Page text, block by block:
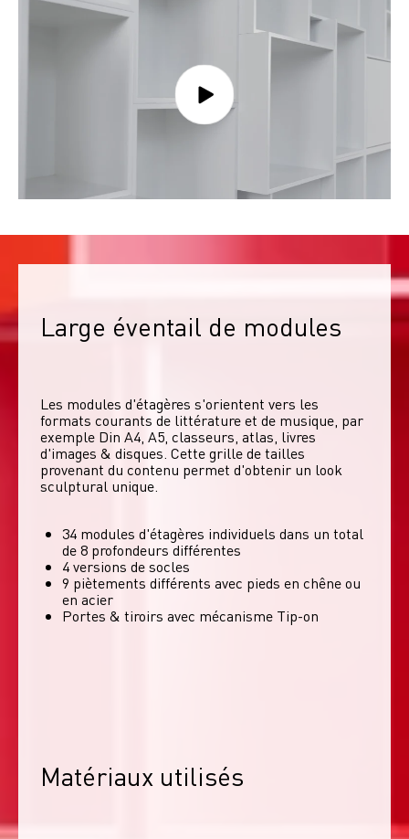
Large éventail de modules
Les modules d'étagères s'orientent vers les
formats courants de littérature et de musique, par
exemple Din A4, A5, classeurs, atlas, livres
d'images & disques. Cette grille de tailles
provenant du contenu permet d'obtenir un look
sculptural unique.
34 modules d'étagères individuels dans un total
de 8 profondeurs différentes
4 versions de socles
9 piètements différents avec pieds en chêne ou
en acier
Portes & tiroirs avec mécanisme Tip-on
Matériaux utilisés